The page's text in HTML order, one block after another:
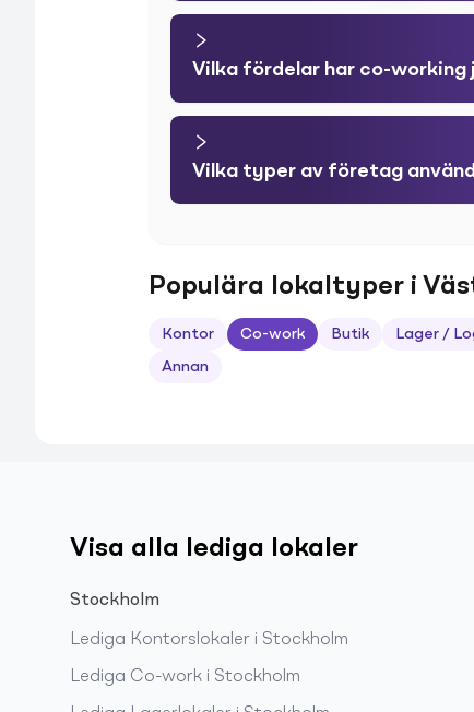
Vilka fördelar har co-
Vilka typer av företag
Populära lokaltyper i
Kontor Co-work Butik Lager /
Annan
Visa alla lediga lokaler
Stockholm
Lediga Kontorslokaler i Stockholm
Lediga Co-work i Stockholm